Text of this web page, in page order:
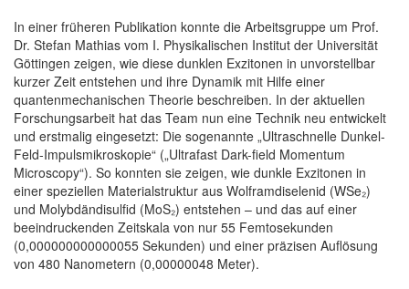
In einer früheren Publikation konnte die Arbeitsgruppe um Prof.
Dr. Stefan Mathias vom I. Physikalischen Institut der Universität
Göttingen zeigen, wie diese dunklen Exzitonen in unvorstellbar
kurzer Zeit entstehen und ihre Dynamik mit Hilfe einer
quantenmechanischen Theorie beschreiben. In der aktuellen
Forschungsarbeit hat das Team nun eine Technik neu entwickelt
und erstmalig eingesetzt: Die sogenannte „Ultraschnelle Dunkel-
Feld-Impulsmikroskopie“ („Ultrafast Dark-field Momentum
Microscopy“). So konnten sie zeigen, wie dunkle Exzitonen in
einer speziellen Materialstruktur aus Wolframdiselenid (WSe₂)
und Molybdändisulfid (MoS₂) entstehen – und das auf einer
beeindruckenden Zeitskala von nur 55 Femtosekunden
(0,000000000000055 Sekunden) und einer präzisen Auflösung
von 480 Nanometern (0,00000048 Meter).